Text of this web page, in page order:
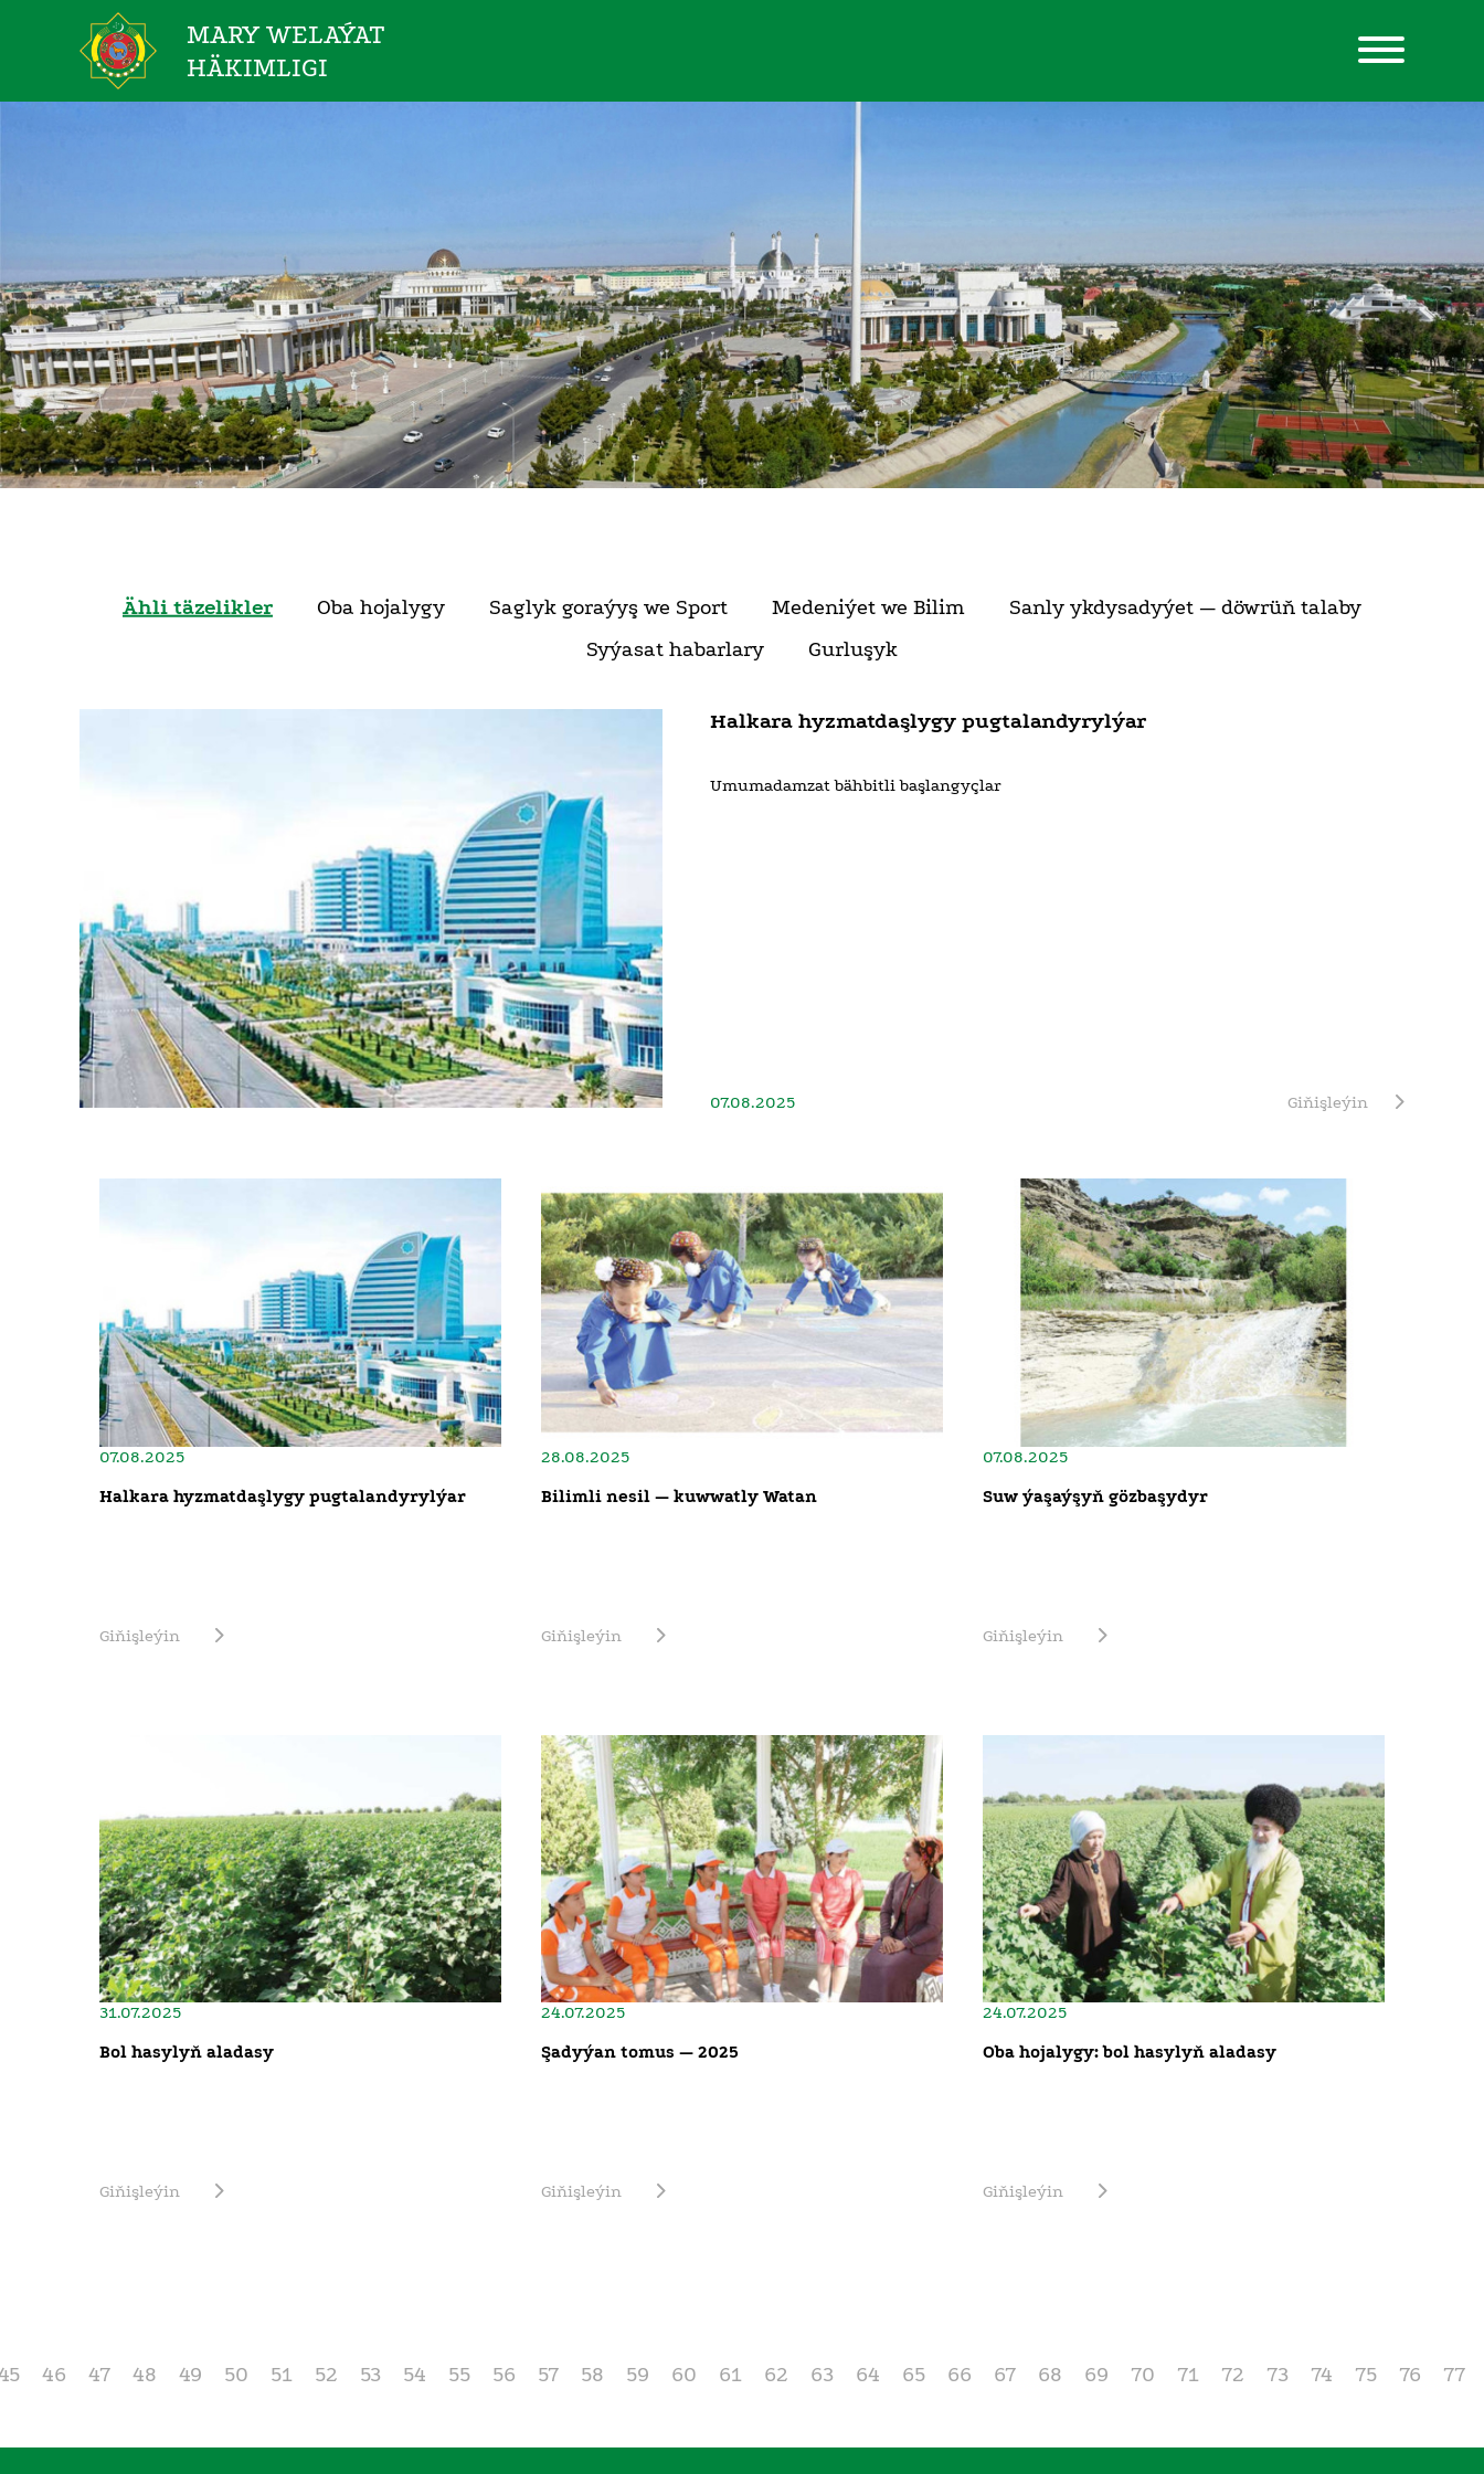
MARY WELAÝAT
HÄKIMLIGI
Ähli täzelikler Oba hojalygy Saglyk goraýyş we Sport Medeniýet we Bilim
Sanly ykdysadyýet — döwrüň talaby
Syýasat habarlary
Gurluşyk
Halkara hyzmatdaşlygy pugtalandyrylýar
Umumadamzat bähbitli başlangyçlar
07.08.2025 Giňişleýin
07.08.2025
Halkara hyzmatdaşlygy pugtalandyrylýar
Giňişleýin
28.08.2025
Bilimli nesil — kuwwatly Watan
Giňişleýin
07.08.2025
Suw ýaşaýşyň gözbaşydyr
Giňişleýin
31.07.2025
Bol hasylyň aladasy
Giňişleýin
24.07.2025
Şadyýan tomus — 2025
Giňişleýin
24.07.2025
Oba hojalygy: bol hasylyň aladasy
Giňişleýin
46 47 48 49 50 51 52 53 54 55 56 57 58 59 60 61 62 63 64 65 66 67 68 69 70 71 72 73 74 75 76 77